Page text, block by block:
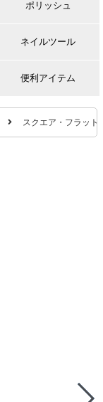
ポリッシュ
ネイルツール
便利アイテム
スクエア・フラット